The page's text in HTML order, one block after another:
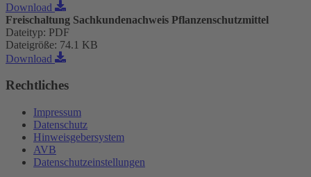
Download
Freischaltung Sachkundenachweis Pflanzenschutzmittel
Dateityp: PDF
Dateigröße: 74.1 KB
Download
Rechtliches
Impressum
Datenschutz
Hinweisgebersystem
AVB
Datenschutzeinstellungen